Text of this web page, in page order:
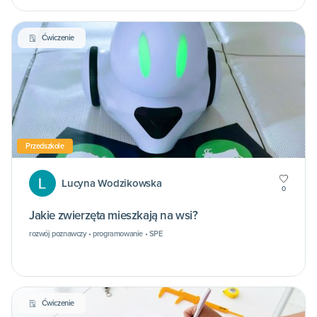
Ćwiczenie
Przedszkole
Lucyna Wodzikowska 0
Jakie zwierzęta mieszkają na wsi?
rozwój poznawczy • programowanie • SPE
Ćwiczenie